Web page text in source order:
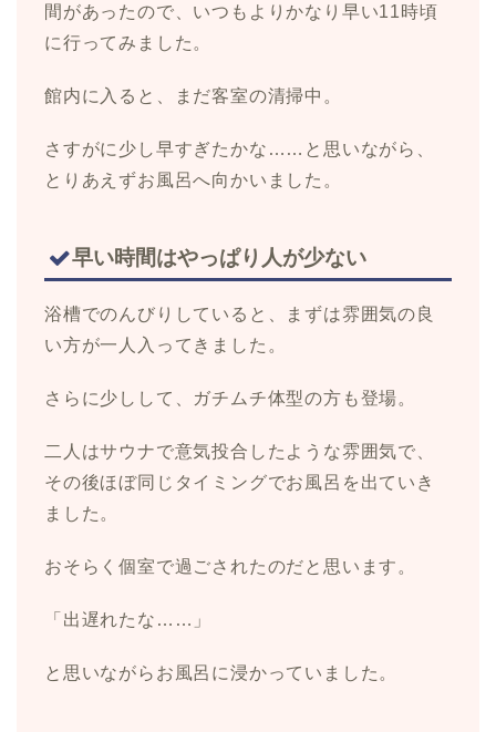
間があったので、いつもよりかなり早い11時頃
に行ってみました。
館内に入ると、まだ客室の清掃中。
さすがに少し早すぎたかな……と思いながら、
とりあえずお風呂へ向かいました。
早い時間はやっぱり人が少ない
浴槽でのんびりしていると、まずは雰囲気の良
い方が一人入ってきました。
さらに少しして、ガチムチ体型の方も登場。
二人はサウナで意気投合したような雰囲気で、
その後ほぼ同じタイミングでお風呂を出ていき
ました。
おそらく個室で過ごされたのだと思います。
「出遅れたな……」
と思いながらお風呂に浸かっていました。